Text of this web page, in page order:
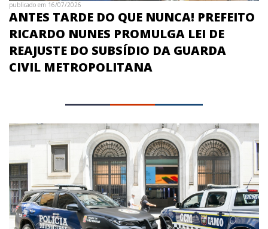
publicado em 16/07/2026
ANTES TARDE DO QUE NUNCA! PREFEITO
RICARDO NUNES PROMULGA LEI DE
REAJUSTE DO SUBSÍDIO DA GUARDA
CIVIL METROPOLITANA